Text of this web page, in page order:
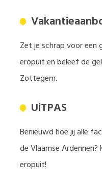
Zet je schrap voor een
eropuit en beleef de
Zottegem.
UiTPAS
Benieuwd hoe jij alle
de Vlaamse
eropuit!